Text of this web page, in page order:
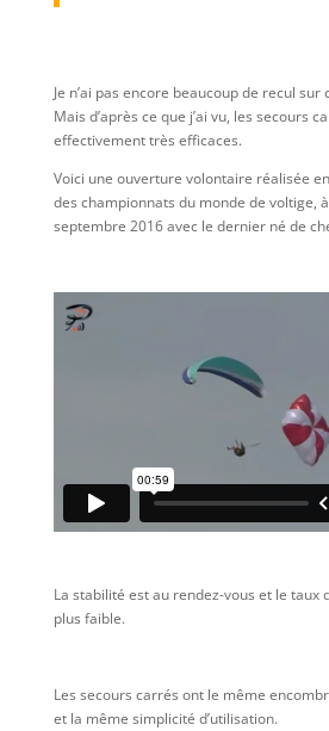
Je n’ai pas encore beaucoup de recul sur
Mais d’après ce que j’ai vu, les secours
effectivement très efficaces.
Voici une ouverture volontaire réalisée
des championnats du monde de voltige,
septembre 2016 avec le dernier né de
La stabilité est au rendez-vous et le taux
plus faible.
Les secours carrés ont le même
et la même simplicité d’utilisation.